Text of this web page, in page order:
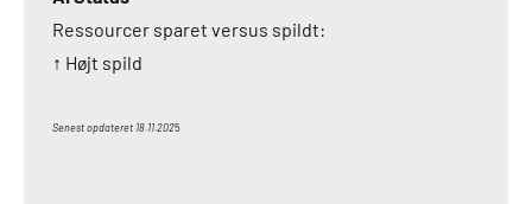
Ressourcer sparet versus spildt:
↑ Højt spild
Senest opdateret 18.11.2025